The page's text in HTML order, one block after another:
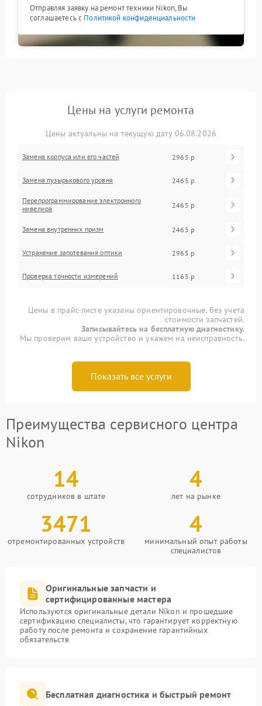
Отправляя заявку на ремонт техники Nikon, Вы
соглашаетесь с Политикой конфиденциальности
Цены на услуги ремонта
Цены актуальны на текущую дату 06.08.2026
Замена корпуса или его частей 2965 р
Замена пузырькового уровня 2465 р
Перепрограммирование электронного
нивелира
2465 р
Замена внутренних призм 2465 р
Устранение запотевания оптики 2965 р
Проверка точности измерений 1165 р
Цены в прайс-листе указаны ориентировочные, без учета
стоимости запчастей.
Записывайтесь на бесплатную диагностику.
Мы проверим ваше устройство и укажем на неисправность.
Показать все услуги
Преимущества сервисного центра
Nikon
14
сотрудников в штате
4
лет на рынке
3471
отремонтированных устройств
4
минимальный опыт работы
специалистов
Оригинальные запчасти и
сертифицированные мастера
Используются оригинальные детали Nikon и прошедшие
сертификацию специалисты, что гарантирует корректную
работу после ремонта и сохранение гарантийных
обязательств
Бесплатная диагностика и быстрый ремонт